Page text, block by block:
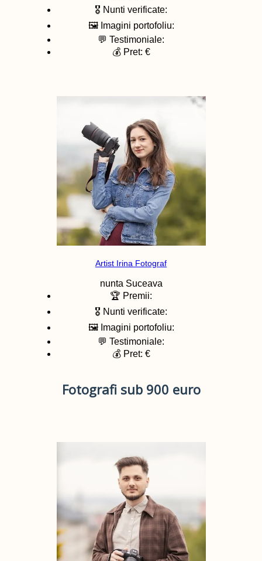
🎖️ Nunti verificate:
🖼️ Imagini portofoliu:
💬 Testimoniale:
💰 Pret: €
Artist Irina Fotograf
nunta Suceava
🏆 Premii:
🎖️ Nunti verificate:
🖼️ Imagini portofoliu:
💬 Testimoniale:
💰 Pret: €
Fotografi sub 900 euro